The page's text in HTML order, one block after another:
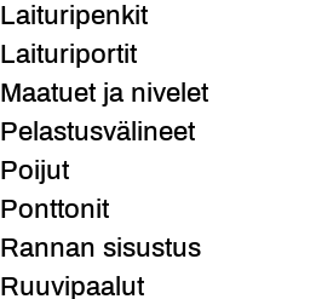
Laituripenkit
Laituriportit
Maatuet ja nivelet
Pelastusvälineet
Poijut
Ponttonit
Rannan sisustus
Ruuvipaalut